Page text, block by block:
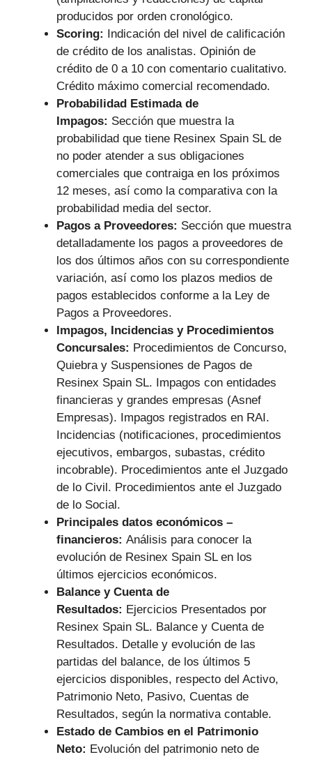
producidos por orden cronológico.
Scoring: Indicación del nivel de calificación
de crédito de los analistas. Opinión de
crédito de 0 a 10 con comentario cualitativo.
Crédito máximo comercial recomendado.
Probabilidad Estimada de
Impagos: Sección que muestra la
probabilidad que tiene Resinex Spain SL de
no poder atender a sus obligaciones
comerciales que contraiga en los próximos
12 meses, así como la comparativa con la
probabilidad media del sector.
Pagos a Proveedores: Sección que muestra
detalladamente los pagos a proveedores de
los dos últimos años con su correspondiente
variación, así como los plazos medios de
pagos establecidos conforme a la Ley de
Pagos a Proveedores.
Impagos, Incidencias y Procedimientos
Concursales: Procedimientos de Concurso,
Quiebra y Suspensiones de Pagos de
Resinex Spain SL. Impagos con entidades
financieras y grandes empresas (Asnef
Empresas). Impagos registrados en RAI.
Incidencias (notificaciones, procedimientos
ejecutivos, embargos, subastas, crédito
incobrable). Procedimientos ante el Juzgado
de lo Civil. Procedimientos ante el Juzgado
de lo Social.
Principales datos económicos –
financieros: Análisis para conocer la
evolución de Resinex Spain SL en los
últimos ejercicios económicos.
Balance y Cuenta de
Resultados: Ejercicios Presentados por
Resinex Spain SL. Balance y Cuenta de
Resultados. Detalle y evolución de las
partidas del balance, de los últimos 5
ejercicios disponibles, respecto del Activo,
Patrimonio Neto, Pasivo, Cuentas de
Resultados, según la normativa contable.
Estado de Cambios en el Patrimonio
Neto: Evolución del patrimonio neto de